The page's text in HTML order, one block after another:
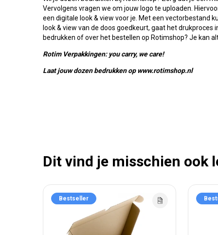
Vervolgens vragen we om jouw logo te uploaden.
een digitale look & view voor je. Met een vectorbestand
look & view van de doos goedkeurt, gaat het
bedrukken of over het bestellen op Rotimshop? Je kan
Rotim Verpakkingen: you carry, we care!
Laat jouw dozen bedrukken op www.rotimshop.nl
Dit vind je misschien ook
Bestseller